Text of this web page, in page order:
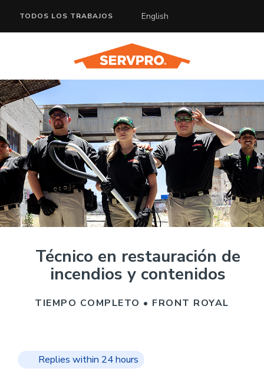
TODOS LOS TRABAJOS English
Técnico en restauración de
incendios y contenidos
TIEMPO COMPLETO • FRONT ROYAL
Replies within 24 hours